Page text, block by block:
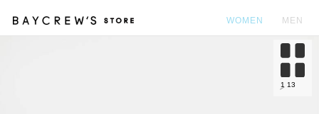
WOMEN MEN
1 13